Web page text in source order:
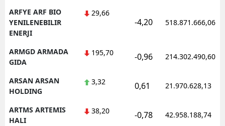
ARFYE ARF BIO
YENILENEBILIR
ENERJI
29,66
-4,20 518.871.666,06
ARMGD ARMADA
GIDA
195,70 -0,96 214.302.490,60
ARSAN ARSAN
HOLDING
3,32 0,61 21.970.628,13
ARTMS ARTEMIS
HALI
38,20 -0,78 42.958.188,74